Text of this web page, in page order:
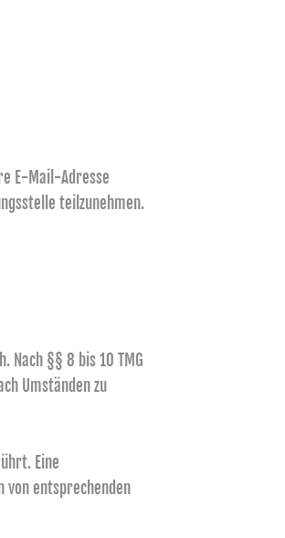
E-Mail-Adresse
teilzunehmen.
Nach §§ 8 bis 10 TMG
Umständen zu
Eine
von entsprechenden